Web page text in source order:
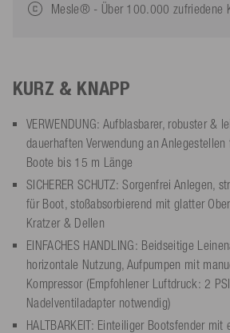
Mesle® - Über 100.000 zufriedene
KURZ & KNAPP
VERWENDUNG: Aufblasbarer, robuster &
dauerhaften Verwendung an
Boote bis 15 m Länge
SICHERER SCHUTZ: Sorgenfrei Anlegen,
für Boot, stoßabsorbierend mit glatter
Kratzer & Dellen
EINFACHES HANDLING: Beidseitige
horizontale Nutzung, Aufpumpen mit
Kompressor (Empfohlener Luftdruck: 2
Nadelventiladapter notwendig)
HALTBARKEIT: Einteiliger Bootsfender mit